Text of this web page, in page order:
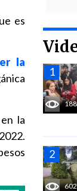
602
es
la
la